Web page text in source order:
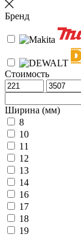
Бренд
Стоимость
Ширина (мм)
8
10
11
12
13
14
16
17
18
19